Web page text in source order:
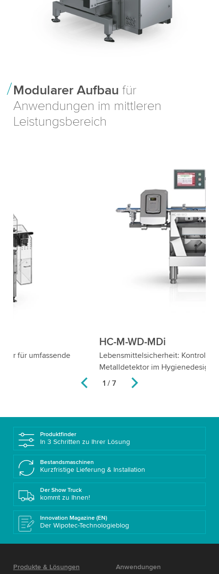
Modularer Aufbau für
Anwendungen im mittleren
Leistungsbereich
2 / 7
Lebensmittelsicherheit: Kontrollwaage mit
Metalldetektor im Hygienedesign
Produktfinder
In 3 Schritten zu Ihrer Lösung
Bestandsmaschinen
Kurzfristige Lieferung & Installation
Der Show Truck
kommt zu Ihnen!
Innovation Magazine (EN)
Der Wipotec-Technologieblog
Produkte & Lösungen
Anwendungen